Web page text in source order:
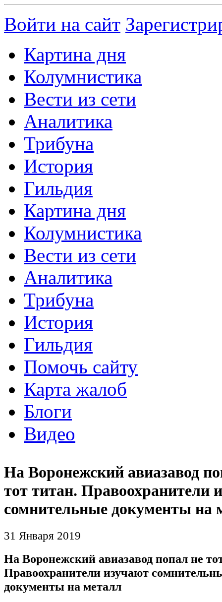
Войти на сайт
Картина дня
Колумнистика
Вести из сети
Аналитика
Трибуна
История
Гильдия
Картина дня
Колумнистика
Вести из сети
Аналитика
Трибуна
История
Гильдия
Помочь сайту
Карта жалоб
Блоги
Видео
На Воронежский авиазавод
тот титан. Правоохранители
сомнительные документы на
31 Января 2019
На Воронежский авиазавод попал не
Правоохранители изучают
документы на металл